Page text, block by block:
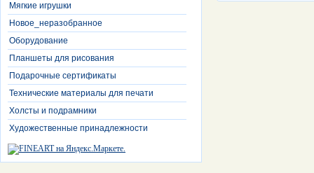
Мягкие игрушки
Новое_неразобранное
Оборудование
Планшеты для рисования
Подарочные сертификаты
Технические материалы для печати
Холсты и подрамники
Художественные принадлежности